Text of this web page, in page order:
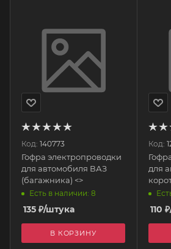
Код: 140773
Гофра электропроводки
для автомобиля ВАЗ
(багажника) <>
Есть в наличии: 8
135 ₽/штука
В КОРЗИНУ
Код:
для
110 ₽